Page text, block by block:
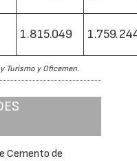
1.815.049
Turismo y Oficemen.
Cemento de